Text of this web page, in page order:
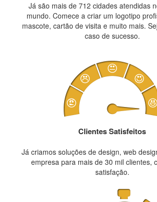
Já são mais de 712 cidades atendidas
mundo. Comece a criar um logotipo
mascote, cartão de visita e muito mais.
caso de sucesso.
Clientes Satisfeitos
Já criamos soluções de design, web
empresa para mais de 30 mil clientes,
satisfação.